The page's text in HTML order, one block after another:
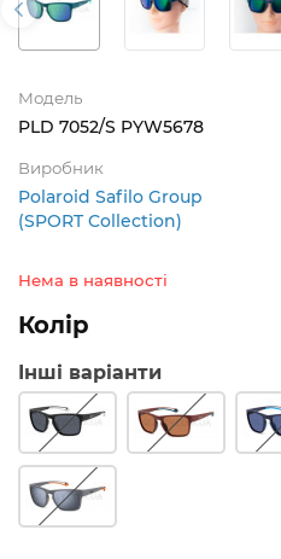
Модель
PLD 7052/S PYW5678
Виробник
Polaroid Safilo Group
(SPORT Collection)
Нема в наявності
Колір
Інші варіанти